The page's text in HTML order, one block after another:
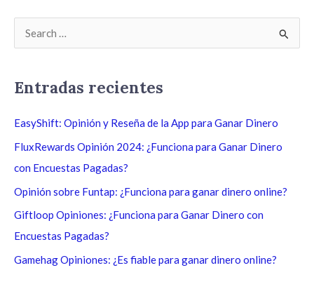
a
r
Entradas recientes
EasyShift: Opinión y Reseña de la App para Ganar Dinero
FluxRewards Opinión 2024: ¿Funciona para Ganar Dinero
con Encuestas Pagadas?
Opinión sobre Funtap: ¿Funciona para ganar dinero online?
Giftloop Opiniones: ¿Funciona para Ganar Dinero con
Encuestas Pagadas?
Gamehag Opiniones: ¿Es fiable para ganar dinero online?